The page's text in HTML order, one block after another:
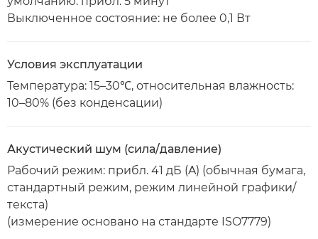
Выключенное состояние: не более 0,1 Вт
Условия эксплуатации
Температура: 15–30℃, относительная влажность:
10–80% (без конденсации)
Акустический шум (сила/давление)
Рабочий режим: прибл. 41 дБ (A) (обычная бумага,
стандартный режим, режим линейной графики/
текста)
(измерение основано на стандарте ISO7779)